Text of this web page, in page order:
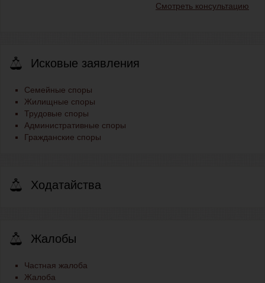
Смотреть консультацию
Исковые заявления
Семейные споры
Жилищные споры
Трудовые споры
Административные споры
Гражданские споры
Ходатайства
Жалобы
Частная жалоба
Жалоба